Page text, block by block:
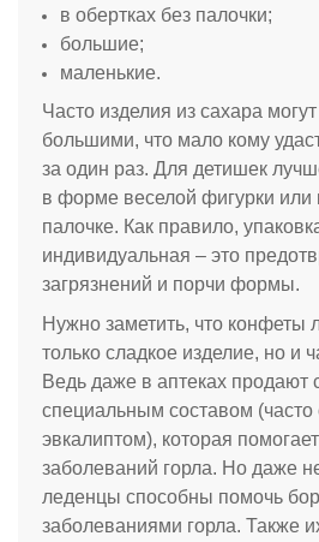
в обертках без палочки;
большие;
маленькие.
Часто изделия из сахара
большими, что мало кому
за один раз. Для детишек
в форме веселой фигурки или
палочке. Как правило,
индивидуальная – это
загрязнений и порчи формы.
Нужно заметить, что конфеты
только сладкое изделие, но и
Ведь даже в аптеках продают
специальным составом (часто
эвкалиптом), которая
заболеваний горла. Но даже
леденцы способны помочь
заболеваниями горла. Также